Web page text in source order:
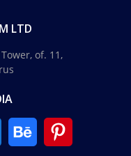
LTD
of. 11,